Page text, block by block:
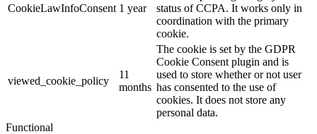
CookieLawInfoConsent 1 year
status of CCPA. It works only in
coordination with the primary
cookie.
viewed_cookie_policy
11
months
The cookie is set by the GDPR
Cookie Consent plugin and is
used to store whether or not user
has consented to the use of
cookies. It does not store any
personal data.
Functional